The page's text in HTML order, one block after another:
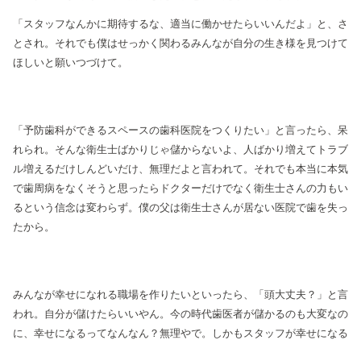
「スタッフなんかに期待するな、適当に働かせたらいいんだよ」と、さ
とされ。それでも僕はせっかく関わるみんなが自分の生き様を見つけて
ほしいと願いつづけて。
「予防歯科ができるスペースの歯科医院をつくりたい」と言ったら、呆
れられ。そんな衛生士ばかりじゃ儲からないよ、人ばかり増えてトラブ
ル増えるだけしんどいだけ、無理だよと言われて。それでも本当に本気
で歯周病をなくそうと思ったらドクターだけでなく衛生士さんの力もい
るという信念は変わらず。僕の父は衛生士さんが居ない医院で歯を失っ
たから。
みんなが幸せになれる職場を作りたいといったら、「頭大丈夫？」と言
われ。自分が儲けたらいいやん。今の時代歯医者が儲かるのも大変なの
に、幸せになるってなんなん？無理やで。しかもスタッフが幸せになる